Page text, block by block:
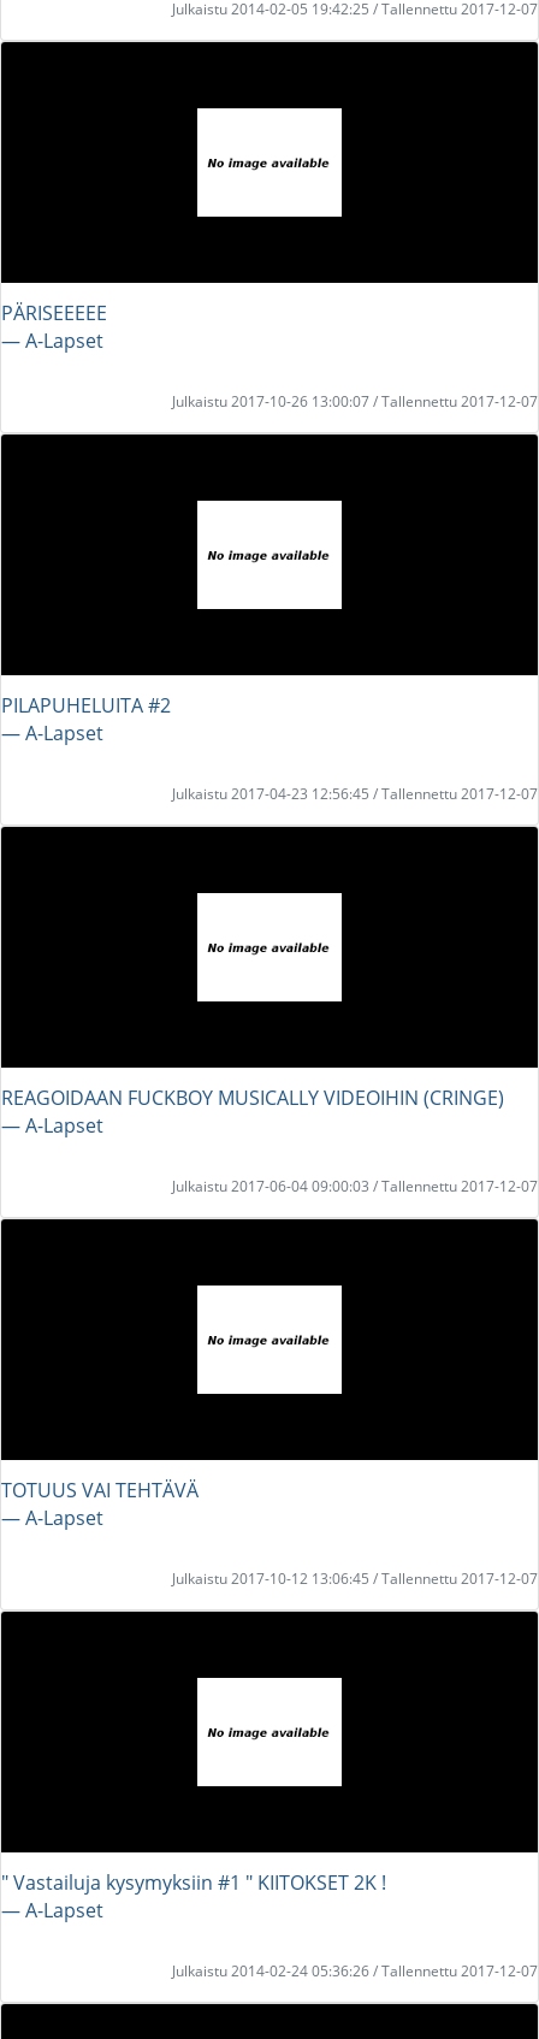
Julkaistu 2014-02-05 19:42:25 / Tallennettu 2017-12-07
PÄRISEEEEE
― A-Lapset
Julkaistu 2017-10-26 13:00:07 / Tallennettu 2017-12-07
PILAPUHELUITA #2
― A-Lapset
Julkaistu 2017-04-23 12:56:45 / Tallennettu 2017-12-07
REAGOIDAAN FUCKBOY MUSICALLY VIDEOIHIN (CRINGE)
― A-Lapset
Julkaistu 2017-06-04 09:00:03 / Tallennettu 2017-12-07
TOTUUS VAI TEHTÄVÄ
― A-Lapset
Julkaistu 2017-10-12 13:06:45 / Tallennettu 2017-12-07
" Vastailuja kysymyksiin #1 " KIITOKSET 2K !
― A-Lapset
Julkaistu 2014-02-24 05:36:26 / Tallennettu 2017-12-07